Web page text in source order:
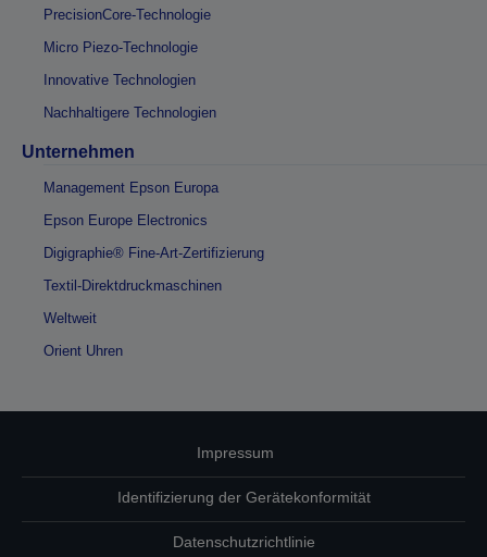
PrecisionCore-Technologie
Micro Piezo-Technologie
Innovative Technologien
Nachhaltigere Technologien
Unternehmen
Management Epson Europa
Epson Europe Electronics
Digigraphie® Fine-Art-Zertifizierung
Textil-Direktdruckmaschinen
Weltweit
Orient Uhren
Impressum
Identifizierung der Gerätekonformität
Datenschutzrichtlinie